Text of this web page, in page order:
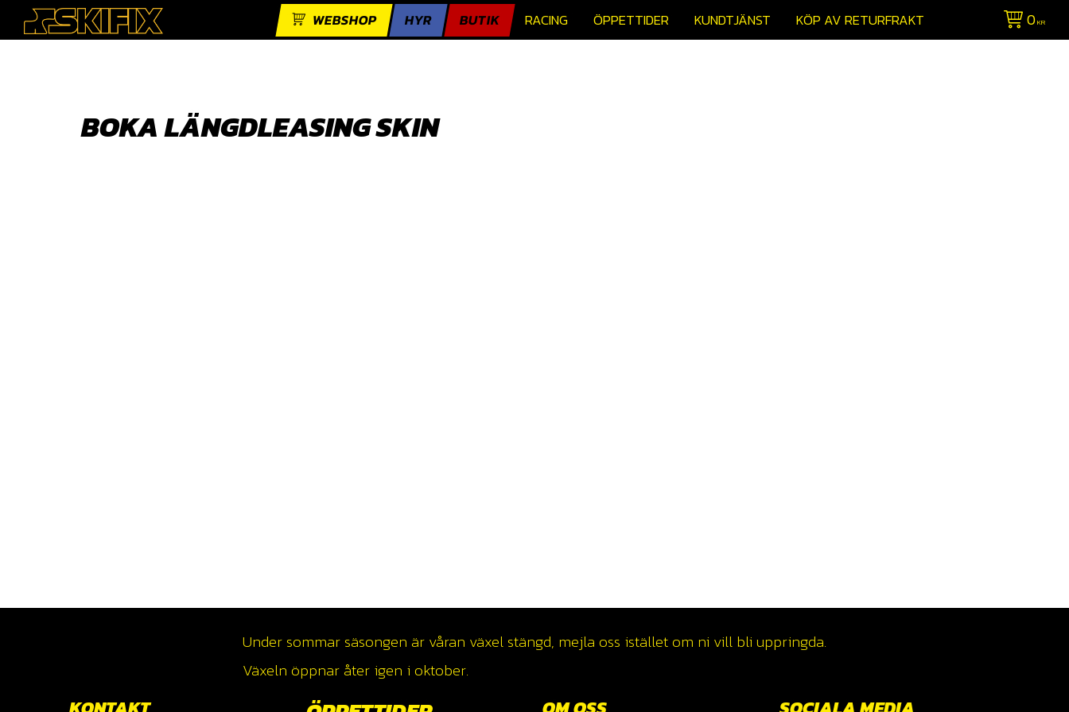
WEBSHOP HYR BUTIK RACING ÖPPETTIDER KUNDTJÄNST KÖP AV RETURFRAKT 0KR
BOKA LÄNGDLEASING SKIN
Under sommar säsongen är våran växel stängd, mejla oss istället om ni vill bli uppringda.
Växeln öppnar åter igen i oktober.